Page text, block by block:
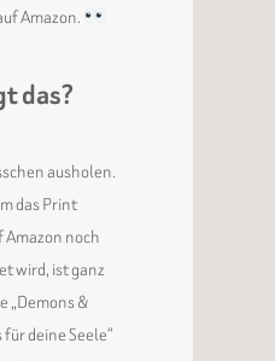
Amazon.
das?
ausholen.
das Print
Amazon noch
wird, ist ganz
„Demons &
für deine Seele“